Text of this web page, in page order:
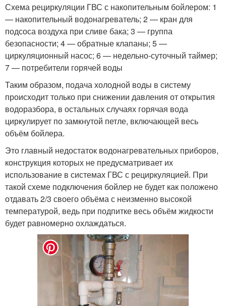
Схема рециркуляции ГВС с накопительным бойлером: 1
— накопительный водонагреватель; 2 — кран для
подсоса воздуха при сливе бака; 3 — группа
безопасности; 4 — обратные клапаны; 5 —
циркуляционный насос; 6 — недельно-суточный таймер;
7 — потребители горячей воды
Таким образом, подача холодной воды в систему
происходит только при снижении давления от открытия
водоразбора, в остальных случаях горячая вода
циркулирует по замкнутой петле, включающей весь
объём бойлера.
Это главный недостаток водонагревательных приборов,
конструкция которых не предусматривает их
использование в системах ГВС с рециркуляцией. При
такой схеме подключения бойлер не будет как положено
отдавать 2/3 своего объёма с неизменно высокой
температурой, ведь при подпитке весь объём жидкости
будет равномерно охлаждаться.